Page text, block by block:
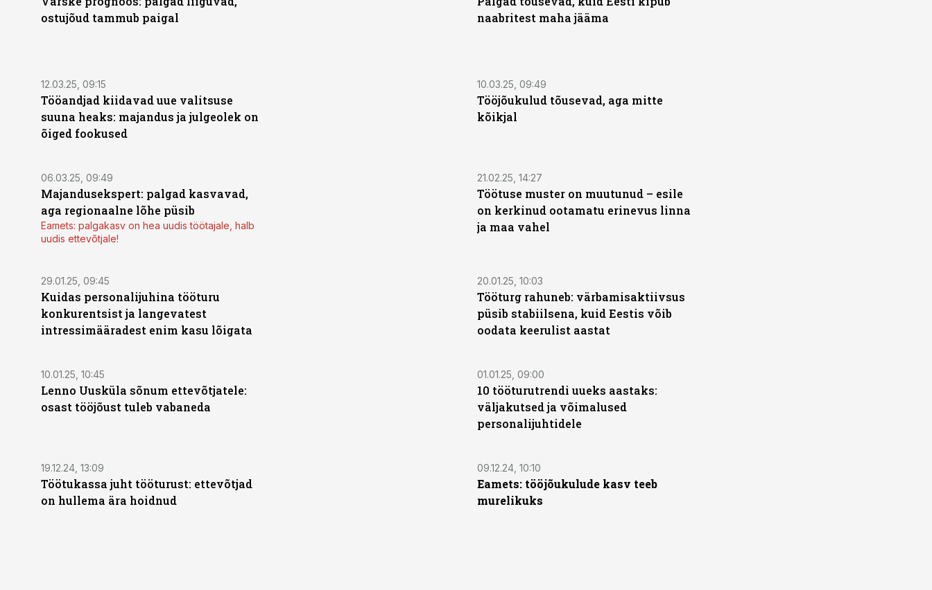
ostujõud tammub paigal
naabritest maha jääma
12.03.25, 09:15
Tööandjad kiidavad uue valitsuse
suuna heaks: majandus ja julgeolek on
õiged fookused
10.03.25, 09:49
Tööjõukulud tõusevad, aga mitte
kõikjal
06.03.25, 09:49
Majandusekspert: palgad kasvavad,
aga regionaalne lõhe püsib
Eamets: palgakasv on hea uudis töötajale, halb
uudis ettevõtjale!
21.02.25, 14:27
Töötuse muster on muutunud – esile
on kerkinud ootamatu erinevus linna
ja maa vahel
29.01.25, 09:45
Kuidas personalijuhina tööturu
konkurentsist ja langevatest
intressimääradest enim kasu lõigata
20.01.25, 10:03
Tööturg rahuneb: värbamisaktiivsus
püsib stabiilsena, kuid Eestis võib
oodata keerulist aastat
10.01.25, 10:45
Lenno Uusküla sõnum ettevõtjatele:
osast tööjõust tuleb vabaneda
01.01.25, 09:00
10 tööturutrendi uueks aastaks:
väljakutsed ja võimalused
personalijuhtidele
19.12.24, 13:09
Töötukassa juht tööturust: ettevõtjad
on hullema ära hoidnud
09.12.24, 10:10
Eamets: tööjõukulude kasv teeb
murelikuks